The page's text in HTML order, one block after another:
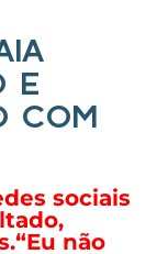
E
COM
sociais
não